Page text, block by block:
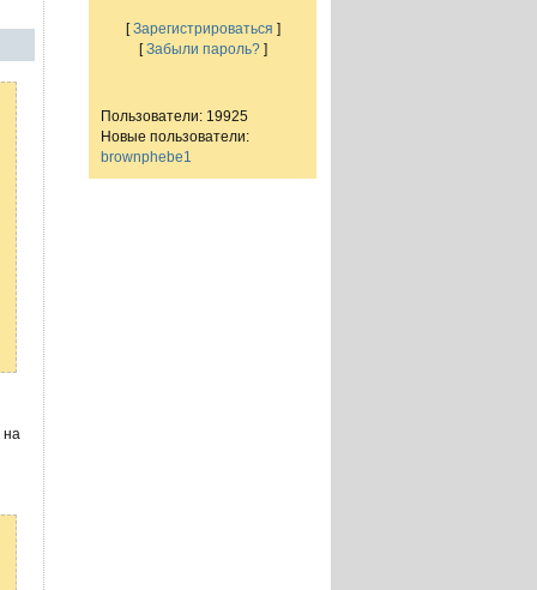
на
[Зарегистрироваться ]
[Забыли пароль?]
Пользователи: 19925
Новые пользователи:
brownphebe1